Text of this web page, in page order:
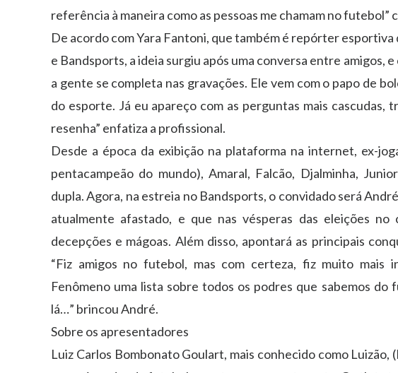
referência à maneira como as pessoas me chamam no futebol”
De acordo com Yara Fantoni, que também é repórter
e Bandsports, a ideia surgiu após uma conversa entre amigos,
a gente se completa nas gravações. Ele vem com o papo de
do esporte. Já eu apareço com as perguntas mais cascudas,
resenha” enfatiza a profissional.
Desde a época da exibição na plataforma na internet, ex-
pentacampeão do mundo), Amaral, Falcão, Djalminha,
dupla. Agora, na estreia no Bandsports, o convidado será
atualmente afastado, e que nas vésperas das eleições
decepções e mágoas. Além disso, apontará as principais
“Fiz amigos no futebol, mas com certeza, fiz muito mais
Fenômeno uma lista sobre todos os podres que sabemos do
lá…” brincou André.
Sobre os apresentadores
Luiz Carlos Bombonato Goulart, mais conhecido como Luizão,